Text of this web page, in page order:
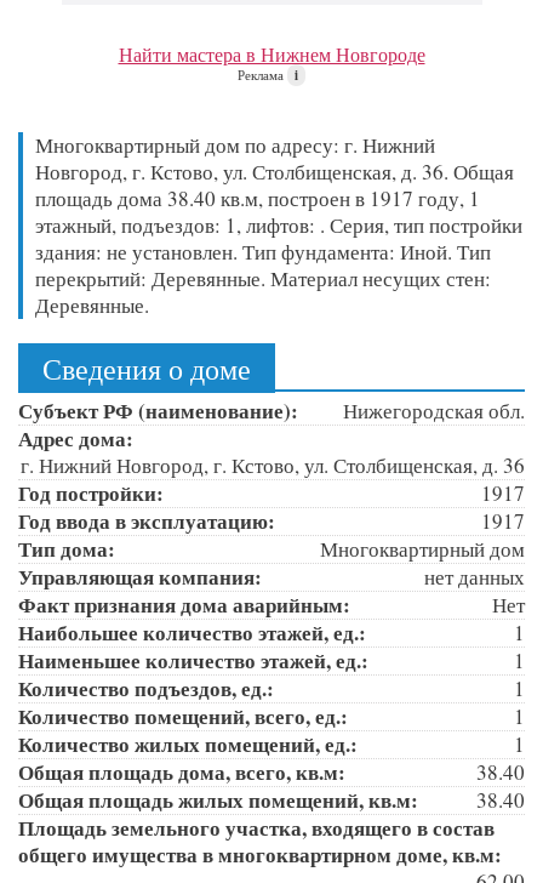
Найти мастера в Нижнем Новгороде
Реклама i
Многоквартирный дом по адресу: г. Нижний
Новгород, г. Кстово, ул. Столбищенская, д. 36. Общая
площадь дома 38.40 кв.м, построен в 1917 году, 1
этажный, подъездов: 1, лифтов: . Серия, тип постройки
здания: не установлен. Тип фундамента: Иной. Тип
перекрытий: Деревянные. Материал несущих стен:
Деревянные.
Сведения о доме
Субъект РФ (наименование): Нижегородская обл.
Адрес дома:
г. Нижний Новгород, г. Кстово, ул. Столбищенская, д. 36
Год постройки: 1917
Год ввода в эксплуатацию: 1917
Тип дома: Многоквартирный дом
Управляющая компания: нет данных
Факт признания дома аварийным: Нет
Наибольшее количество этажей, ед.: 1
Наименьшее количество этажей, ед.: 1
Количество подъездов, ед.: 1
Количество помещений, всего, ед.: 1
Количество жилых помещений, ед.: 1
Общая площадь дома, всего, кв.м: 38.40
Общая площадь жилых помещений, кв.м: 38.40
Площадь земельного участка, входящего в состав
общего имущества в многоквартирном доме, кв.м: